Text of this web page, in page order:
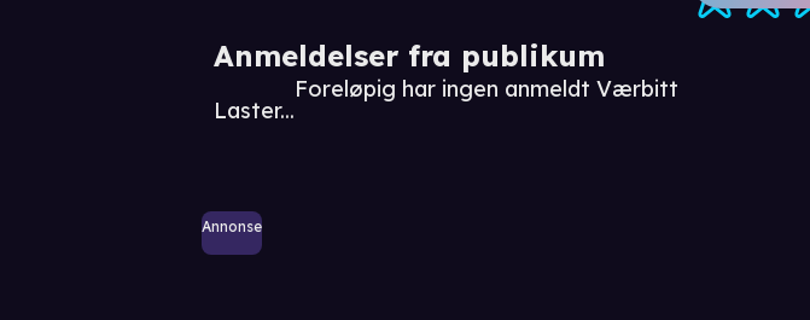
Anmeldelser fra publikum
Laster...
Foreløpig har ingen anmeldt Værbitt
Annonse